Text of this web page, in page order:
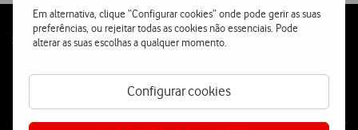
Em alternativa, clique “Configurar cookies” onde pode gerir as suas
preferências, ou rejeitar todas as cookies não essenciais. Pode
alterar as suas escolhas a qualquer momento.
Configurar cookies
Follow
Social